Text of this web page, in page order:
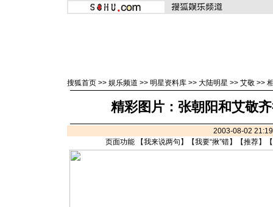
搜狐首页 >> 娱乐频道 >> 明星资料库 >> 大陆明星 >> 艾敬 >>
精彩图片：张朝阳和艾敬
2003-08-02
页面功能 【我来说两句 】【我要“揪”错】【推荐】